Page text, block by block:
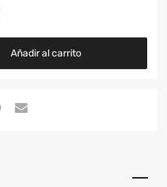
Añadir al carrito